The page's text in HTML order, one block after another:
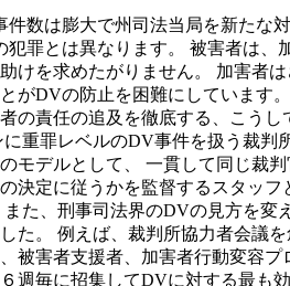
数は膨大で州司法当局を新たな
罪とは異なります。 被害者は、
けを求めたがりません。 加害者
がDVの防止を困難にしています
の責任の追及を徹底する、こう
重罪レベルのDV事件を扱う裁判
モデルとして、 一貫して同じ裁
決定に従うかを監督するスタッ
た、刑事司法界のDVの見方を変
た。 例えば、裁判所協力者会議
被害者支援者、加害者行動変容
週毎に招集してDVに対する最も